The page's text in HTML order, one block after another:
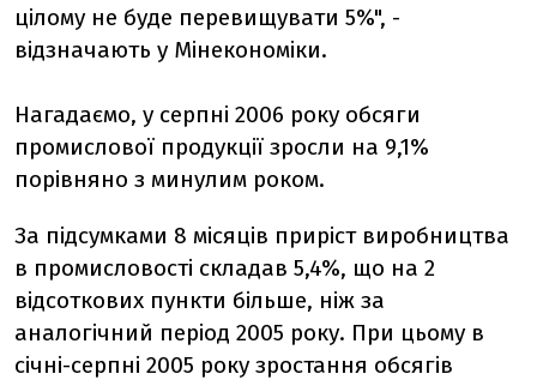
цілому не буде перевищувати 5%", -
відзначають у Мінекономіки.
Нагадаємо, у серпні 2006 року обсяги
промислової продукції зросли на 9,1%
порівняно з минулим роком.
За підсумками 8 місяців приріст виробництва
в промисловості складав 5,4%, що на 2
відсоткових пункти більше, ніж за
аналогічний період 2005 року. При цьому в
січні-серпні 2005 року зростання обсягів